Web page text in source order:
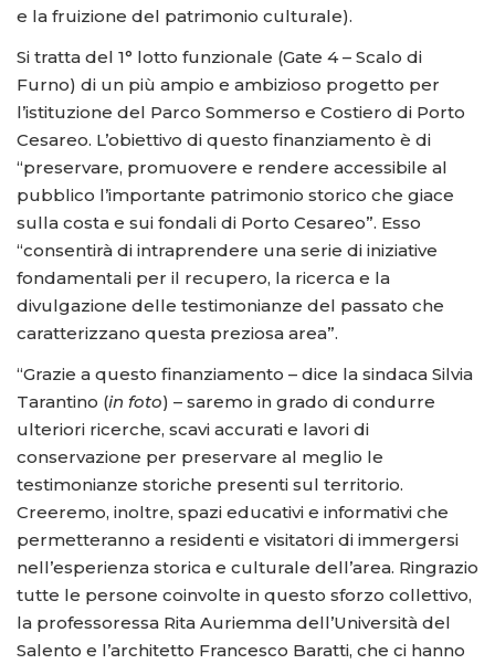
e la fruizione del patrimonio culturale).
Si tratta del 1° lotto funzionale (Gate 4 – Scalo di
Furno) di un più ampio e ambizioso progetto per
l’istituzione del Parco Sommerso e Costiero di Porto
Cesareo. L’obiettivo di questo finanziamento è di
“preservare, promuovere e rendere accessibile al
pubblico l’importante patrimonio storico che giace
sulla costa e sui fondali di Porto Cesareo”. Esso
“consentirà di intraprendere una serie di iniziative
fondamentali per il recupero, la ricerca e la
divulgazione delle testimonianze del passato che
caratterizzano questa preziosa area”.
“Grazie a questo finanziamento – dice la sindaca Silvia
Tarantino (in foto) – saremo in grado di condurre
ulteriori ricerche, scavi accurati e lavori di
conservazione per preservare al meglio le
testimonianze storiche presenti sul territorio.
Creeremo, inoltre, spazi educativi e informativi che
permetteranno a residenti e visitatori di immergersi
nell’esperienza storica e culturale dell’area. Ringrazio
tutte le persone coinvolte in questo sforzo collettivo,
la professoressa Rita Auriemma dell’Università del
Salento e l’architetto Francesco Baratti, che ci hanno